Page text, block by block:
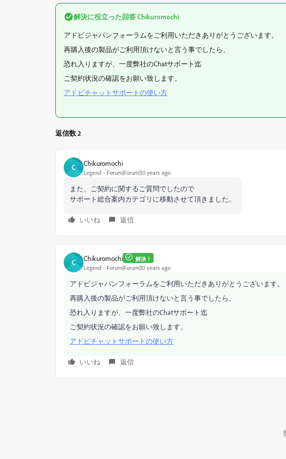
解決に役立った回答Chikuromochi
アドビジャパンフォーラムをご利用いただきありがとうございます。
再購入後の製品がご利用頂けないと言う事でしたら、
恐れ入りますが、一度弊社のChatサポート迄
ご契約状況の確認をお願い致します。
アドビチャットサポートの使い方
返信数 2
C Chikuromochi
Legend Forum|Forum|10 years ago
また、ご契約に関するご質問でしたので
サポート総合案内カテゴリに移動させて頂きました。
いいね 返信
C Chikuromochi 解決！
Legend Forum|Forum|10 years ago
アドビジャパンフォーラムをご利用いただきありがとうございます。
再購入後の製品がご利用頂けないと言う事でしたら、
恐れ入りますが、一度弊社のChatサポート迄
ご契約状況の確認をお願い致します。
アドビチャットサポートの使い方
いいね 返信